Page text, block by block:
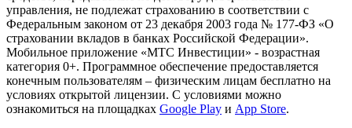
управления, не подлежат страхованию в соответствии с
Федеральным законом от 23 декабря 2003 года № 177-ФЗ «О
страховании вкладов в банках Российской Федерации».
Мобильное приложение «МТС Инвестиции» - возрастная
категория 0+. Программное обеспечение предоставляется
конечным пользователям – физическим лицам бесплатно на
условиях открытой лицензии. С условиями можно
ознакомиться на площадках Google Play и App Store.